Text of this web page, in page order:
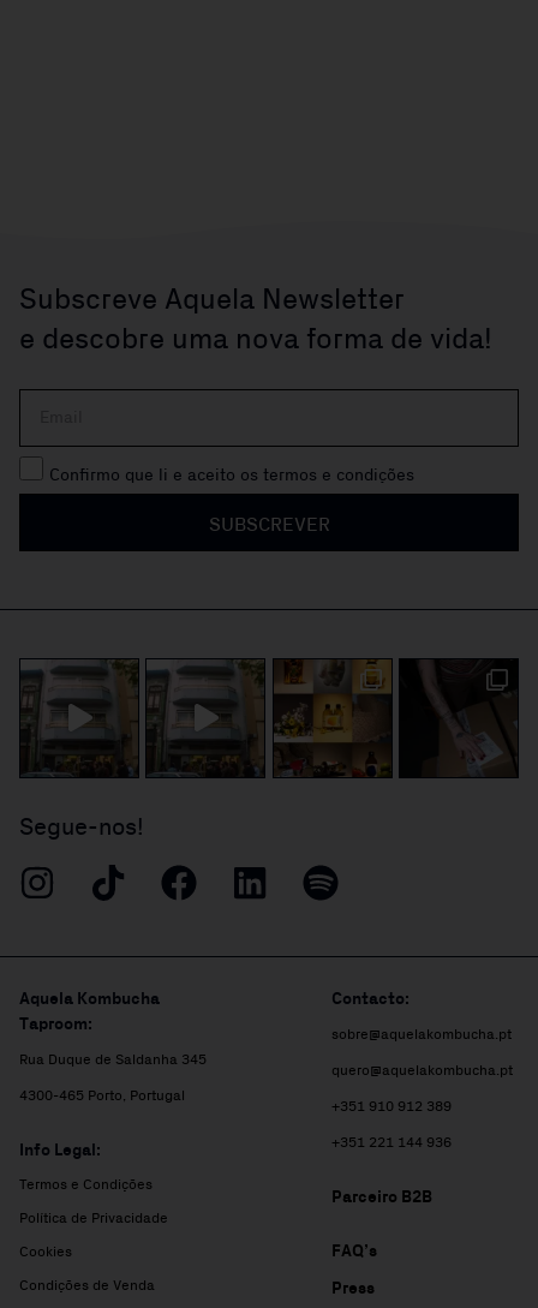
Subscreve Aquela Newsletter
e descobre uma nova forma de vida!
Confirmo que li e aceito os termos e condições
SUBSCREVER
Segue-nos!
Aquela Kombucha
Taproom:
Rua Duque de Saldanha 345
4300-465 Porto, Portugal
Info Legal:
Termos e Condições
Política de Privacidade
Cookies
Condições de Venda
Contacto:
sobre@aquelakombucha.pt
quero@aquelakombucha.pt
+351 910 912 389
+351 221 144 936
Parceiro B2B
FAQ’s
Press